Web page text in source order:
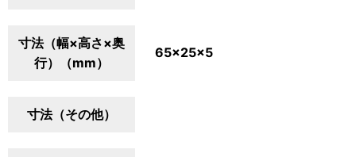
寸法（幅×高さ×奥
行）（mm）
65×25×5
寸法（その他）